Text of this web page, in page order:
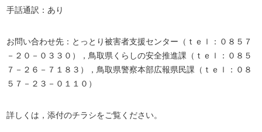
手話通訳：あり
お問い合わせ先：とっとり被害者支援センター（ｔｅｌ：０８５７
－２０－０３３０），鳥取県くらしの安全推進課（ｔｅｌ：０８５
７－２６－７１８３），鳥取県警察本部広報県民課（ｔｅｌ：０８
５７－２３－０１１０）
詳しくは，添付のチラシをご覧ください。